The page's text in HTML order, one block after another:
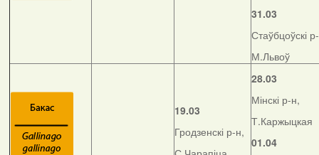
31.03
Стаўбцоўскі
М.Львоў
19.03
Гродзенскі р-н,
28.03
Мінскі р-н,
Т.Каржыцкая
01.04